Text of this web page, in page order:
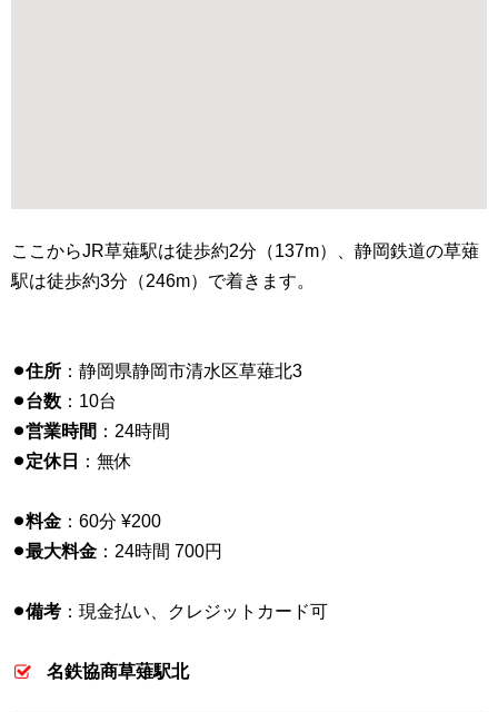
ここからJR草薙駅は徒歩約2分（137m）、静岡鉄道の草薙
駅は徒歩約3分（246m）で着きます。
⚫︎住所 ：静岡県静岡市清水区草薙北3
⚫︎台数 ：10台
⚫︎営業時間 ：24時間
⚫︎定休日
：無休
⚫︎料金 ：60分 ¥200
⚫︎最大料金 ：24時間 700円
⚫︎備考 ：現金払い、クレジットカード可
名鉄協商草薙駅北